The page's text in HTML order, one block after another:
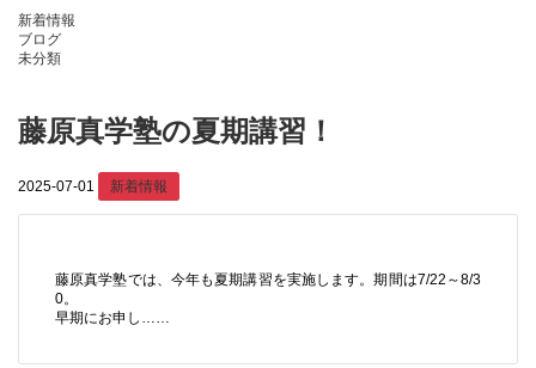
新着情報
ブログ
未分類
藤原真学塾の夏期講習！
2025-07-01 新着情報
藤原真学塾では、今年も夏期講習を実施します。期間は7/22～8/3
0。
早期にお申し……